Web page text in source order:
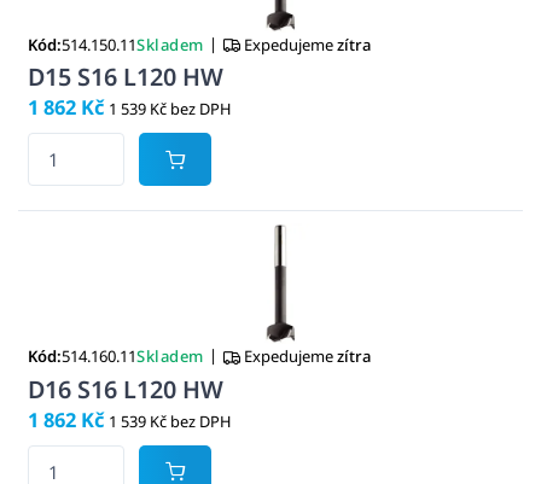
Kód:514.150.11Skladem | Expedujemezítra
D15 S16 L120 HW
1 862 Kč 1 539 Kč bez DPH
Kód:514.160.11Skladem | Expedujemezítra
D16 S16 L120 HW
1 862 Kč 1 539 Kč bez DPH